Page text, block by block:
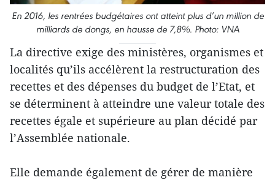
En 2016, les rentrées budgétaires ont atteint plus d’un million de
milliards de dongs, en hausse de 7,8%. Photo: VNA
La directive exige des ministères, organismes et
localités qu’ils accélèrent la restructuration des
recettes et des dépenses du budget de l’Etat, et
se déterminent à atteindre une valeur totale des
recettes égale et supérieure au plan décidé par
l’Assemblée nationale.
Elle demande également de gérer de manière